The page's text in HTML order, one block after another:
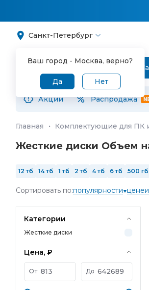
Санкт-Петербург
Ваш город - Москва, верно?
Да Нет
Акции Распродажа
Главная · Комплектующие для ПК
Жесткие диски Объем
12 тб 14 тб 1 тб 2 тб 4 тб 6 тб 500 гб
Сортировать по:популярности цене
Категории
Жесткие диски
Цена, ₽
От До